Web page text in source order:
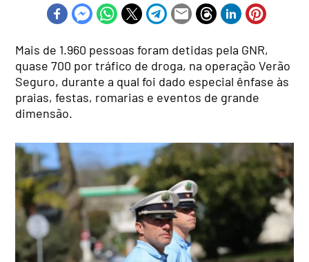
Mais de 1.960 pessoas foram detidas pela GNR,
quase 700 por tráfico de droga, na operação Verão
Seguro, durante a qual foi dado especial ênfase às
praias, festas, romarias e eventos de grande
dimensão.